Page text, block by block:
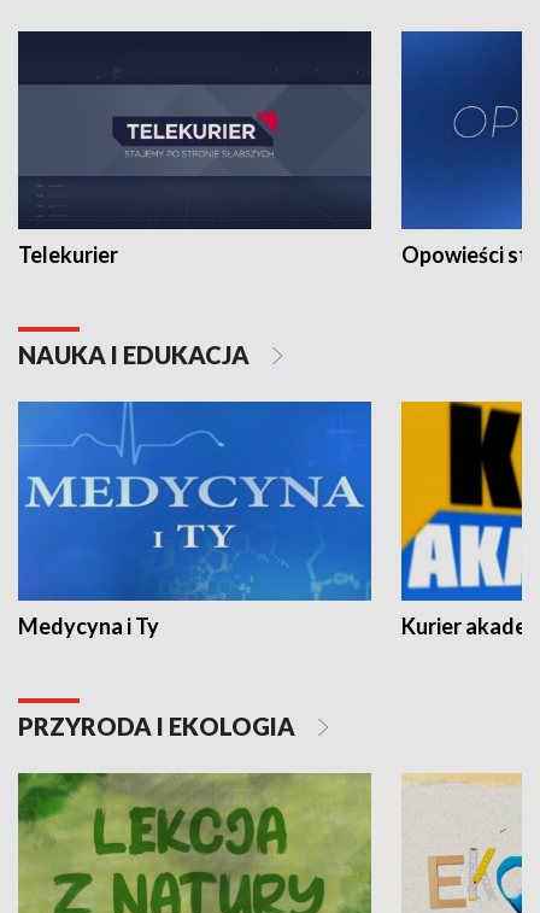
Telekurier Opowieści
NAUKA I EDUKACJA
Medycyna i Ty Kurier
PRZYRODA I EKOLOGIA